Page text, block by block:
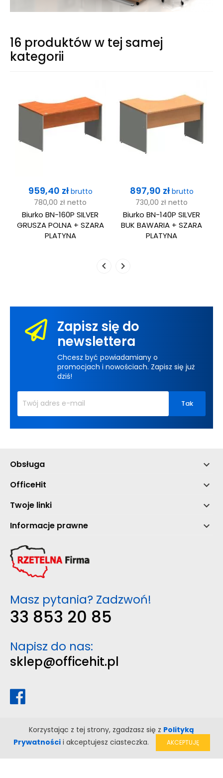
16 produktów w tej samej
kategorii
Cena
959,40 zł brutto
780,00 zł netto
Biurko BN-160P SILVER
GRUSZA POLNA + SZARA
PLATYNA
Cena
897,90 zł brutto
730,00 zł netto
Biurko BN-140P SILVER
BUK BAWARIA + SZARA
PLATYNA
Zapisz się do
newslettera
Chcesz być powiadamiany o
promocjach i nowościach. Zapisz się już
dziś!
Obsługa 
OfficeHit 
Twoje linki 
Informacje prawne 
Masz pytania? Zadzwoń!
33 853 20 85
Napisz do nas:
sklep@officehit.pl
Korzystając z tej strony, zgadzasz się z Polityką
Prywatnościi akceptujesz ciasteczka. AKCEPTUJĘ